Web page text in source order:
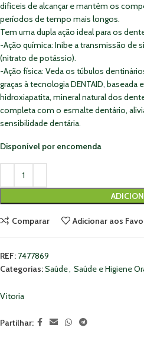
difíceis de alcançar e mantém os
períodos de tempo mais longos.
Tem uma dupla ação ideal para os
-Ação química: Inibe a transmissão de
(nitrato de potássio).
-Ação física: Veda os túbulos
graças à tecnologia DENTAID, baseada
hidroxiapatita, mineral natural dos
completa com o esmalte dentário,
sensibilidade dentária.
Disponível por encomenda
Comparar Adicionar aos
REF: 7477869
Categorias:Saúde, Saúde e Higiene
Vitoria
Partilhar: